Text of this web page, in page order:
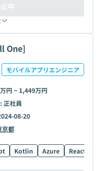
中
One]
モバイルアプリエンジニア
円 ~ 1,449万円
正社員
08-20
京都
Kotlin Azure React